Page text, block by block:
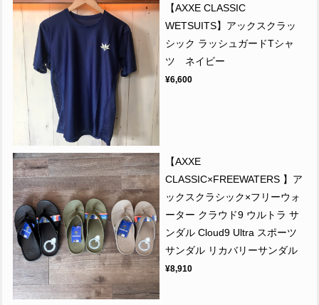
【AXXE CLASSIC
WETSUITS】アックスクラッ
シック ラッシュガードTシャ
ツ ネイビー
¥6,600
【AXXE
CLASSIC×FREEWATERS 】ア
ックスクラシック×フリーウォ
ーター クラウド9 ウルトラ サ
ンダル Cloud9 Ultra スポーツ
サンダル リカバリーサンダル
¥8,910